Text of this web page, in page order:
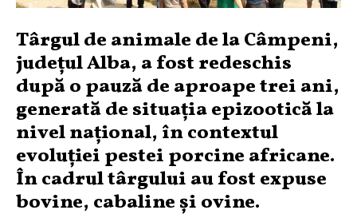
Târgul de animale de la Câmpeni,
judeţul Alba, a fost redeschis
după o pauză de aproape trei ani,
generată de situaţia epizootică la
nivel naţional, în contextul
evoluţiei pestei porcine africane.
În cadrul târgului au fost expuse
bovine, cabaline şi ovine.